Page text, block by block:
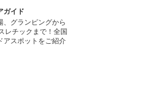
ガイド
、グランピングから
レチックまで！全国
アスポットをご紹介